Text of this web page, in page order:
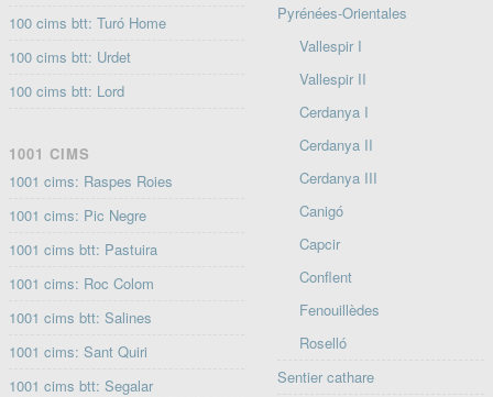
100 cims btt: Turó Home
100 cims btt: Urdet
100 cims btt: Lord
1001 CIMS
1001 cims: Raspes Roies
1001 cims: Pic Negre
1001 cims btt: Pastuira
1001 cims: Roc Colom
1001 cims btt: Salines
1001 cims: Sant Quiri
1001 cims btt: Segalar
Pyrénées-Orientales
Vallespir I
Vallespir II
Cerdanya I
Cerdanya II
Cerdanya III
Canigó
Capcir
Conflent
Fenouillèdes
Roselló
Sentier cathare